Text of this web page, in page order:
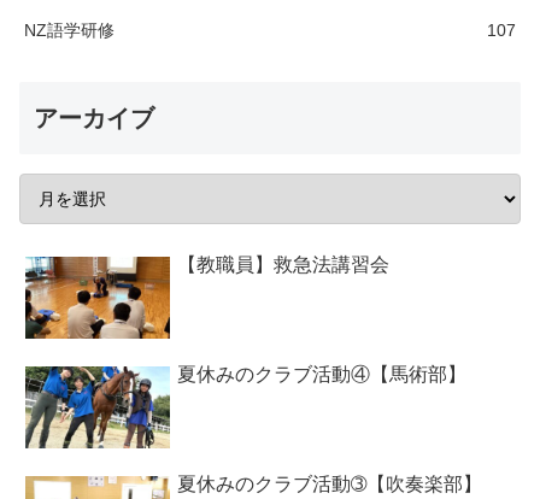
NZ語学研修 107
アーカイブ
【教職員】救急法講習会
夏休みのクラブ活動④【馬術部】
夏休みのクラブ活動➂【吹奏楽部】